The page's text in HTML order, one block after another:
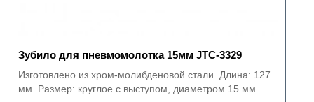
Зубило для пневмомолотка 15мм JTC-3329
Изготовлено из хром-молибденовой стали. Длина: 127
мм. Размер: круглое с выступом, диаметром 15 мм..